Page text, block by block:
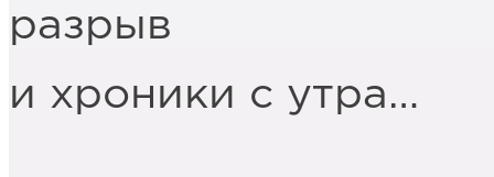
разрыв
и хроники с утра…